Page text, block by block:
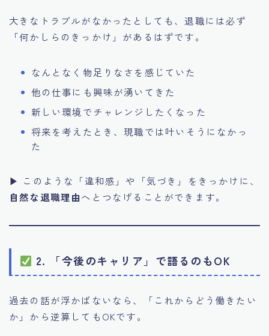
大きなトラブルがなかったとしても、退職には必ず
「何かしらのきっかけ」があるはずです。
なんとなく物足りなさを感じていた
他の仕事にも興味が湧いてきた
新しい環境でチャレンジしたくなった
将来を考えたとき、現職では叶いそうになかっ
た
▶ このような「違和感」や「気づき」をきっかけに、
自然な退職理由へとつなげることができます。
2. 「今後のキャリア」で語るのもOK
過去の話が浮かばないなら、「これからどう働きたい
か」から逆算してもOKです。